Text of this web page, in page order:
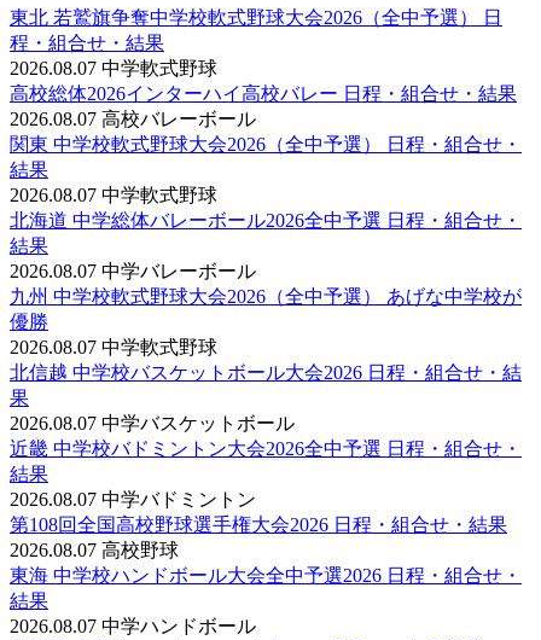
東北 若鷲旗争奪中学校軟式野球大会2026（全中予選） 日
程・組合せ・結果
2026.08.07 中学軟式野球
高校総体2026インターハイ高校バレー 日程・組合せ・結果
2026.08.07 高校バレーボール
関東 中学校軟式野球大会2026（全中予選） 日程・組合せ・
結果
2026.08.07 中学軟式野球
北海道 中学総体バレーボール2026全中予選 日程・組合せ・
結果
2026.08.07 中学バレーボール
九州 中学校軟式野球大会2026（全中予選） あげな中学校が
優勝
2026.08.07 中学軟式野球
北信越 中学校バスケットボール大会2026 日程・組合せ・結
果
2026.08.07 中学バスケットボール
近畿 中学校バドミントン大会2026全中予選 日程・組合せ・
結果
2026.08.07 中学バドミントン
第108回全国高校野球選手権大会2026 日程・組合せ・結果
2026.08.07 高校野球
東海 中学校ハンドボール大会全中予選2026 日程・組合せ・
結果
2026.08.07 中学ハンドボール